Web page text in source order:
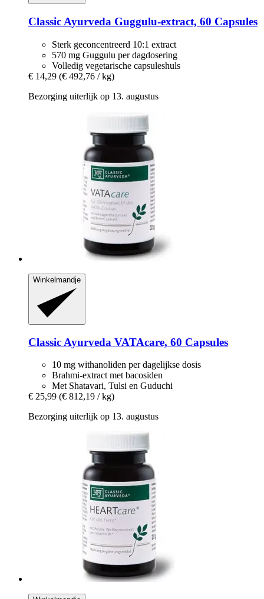
Classic Ayurveda Guggulu-​extract, 60 Capsules
Sterk geconcentreerd 10:1 extract
570 mg Guggulu per dagdosering
Volledig vegetarische capsuleshuls
€ 14,29 (€ 492,76 / kg)
Bezorging uiterlijk op 13. augustus
Winkelmandje
Classic Ayurveda VATAcare, 60 Capsules
10 mg withanoliden per dagelijkse dosis
Brahmi-extract met bacosiden
Met Shatavari, Tulsi en Guduchi
€ 25,99 (€ 812,19 / kg)
Bezorging uiterlijk op 13. augustus